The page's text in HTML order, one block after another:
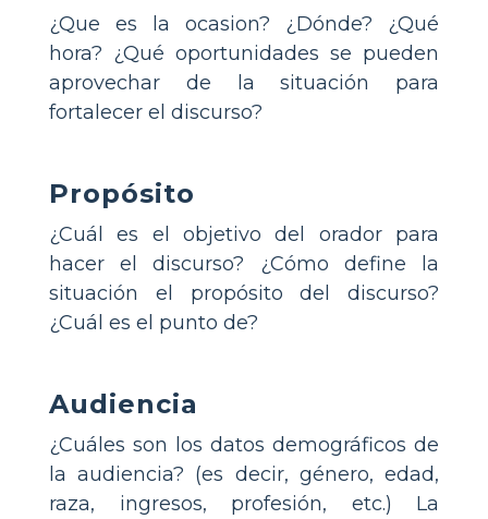
¿Que es la ocasion? ¿Dónde? ¿Qué
hora? ¿Qué oportunidades se pueden
aprovechar de la situación para
fortalecer el discurso?
Propósito
¿Cuál es el objetivo del orador para
hacer el discurso? ¿Cómo define la
situación el propósito del discurso?
¿Cuál es el punto de?
Audiencia
¿Cuáles son los datos demográficos de
la audiencia? (es decir, género, edad,
raza, ingresos, profesión, etc.) La